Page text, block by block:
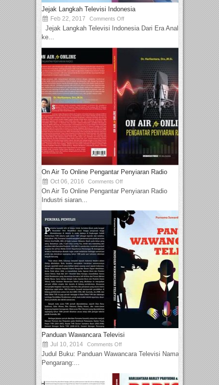
Jejak Langkah Televisi Indonesia
Feb 22, 2017 Comments Off
Jejak Langkah Televisi Indonesia Dari Era Analog
ke...
On Air To Online Pengantar Penyiaran Radio
Oct 06, 2016 Comments Off
On Air To Online Pengantar Penyiaran Radio
Industri siaran...
Panduan Wawancara Televisi
Jul 10, 2014 Comments Off
Judul Buku: Panduan Wawancara Televisi Nama
Pengarang:...